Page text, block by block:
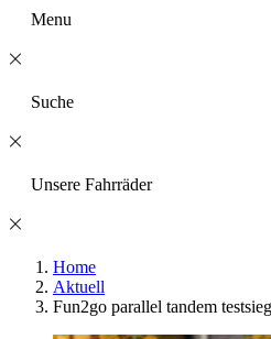
Menu
Suche
Unsere Fahrräder
Home
Aktuell
Fun2go parallel tandem